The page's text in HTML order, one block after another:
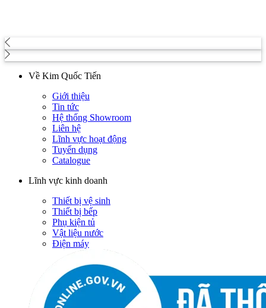
Về Kim Quốc Tiến
Giới thiệu
Tin tức
Hệ thống Showroom
Liên hệ
Lĩnh vực hoạt động
Tuyển dụng
Catalogue
Lĩnh vực kinh doanh
Thiết bị vệ sinh
Thiết bị bếp
Phụ kiện tủ
Vật liệu nước
Điện máy